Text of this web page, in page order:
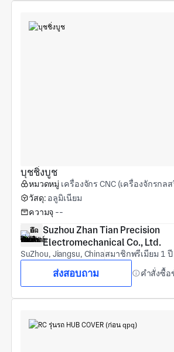
บุชชิ่งบูช
หมวดหมู่ เครื่องจักร CNC (เครื่องจักรกล
วัสดุ: อลูมิเนียม
ความจุ --
Suzhou Zhan Tian Precision
Electromechanical Co., Ltd.
SuZhou, Jiangsu, Chinaสมาชิกพรีเมียม 1 ปี
ส่งสอบถาม คำสั่งซื้อ